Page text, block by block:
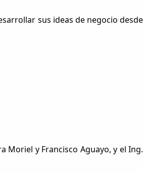
sus ideas de negocio desde
Moriel y Francisco Aguayo, y el Ing.